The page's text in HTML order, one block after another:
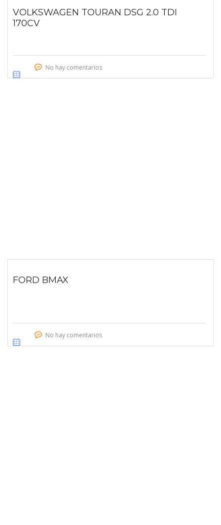
VOLKSWAGEN TOURAN DSG 2.0 TDI
170CV
No hay comentarios
FORD BMAX
No hay comentarios